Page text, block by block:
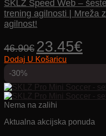
SKLZ Speed ​​​​Web –
trening agilnosti | Mreža
agilnost!
46.90€
Izvorna
cijena
bila
23.45€cijena
Dodaj U Košaricu
-30%
Nema na zalihi
Aktualna akcijska ponuda